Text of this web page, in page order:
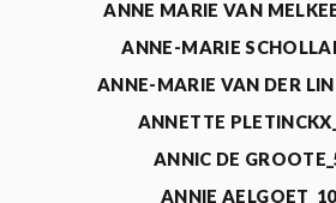
ANNE MARIE VAN
ANNE-MARIE
ANNE-MARIE VAN DER
ANNETTE
ANNIC DE
ANNIE